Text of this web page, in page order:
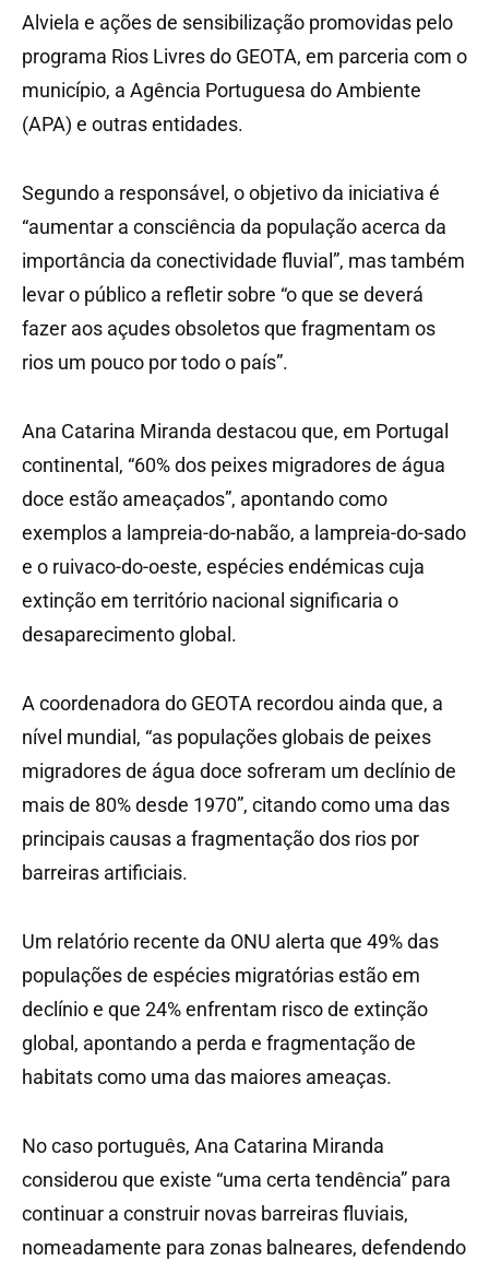
Alviela e ações de sensibilização promovidas pelo
programa Rios Livres do GEOTA, em parceria com o
município, a Agência Portuguesa do Ambiente
(APA) e outras entidades.
Segundo a responsável, o objetivo da iniciativa é
“aumentar a consciência da população acerca da
importância da conectividade fluvial”, mas também
levar o público a refletir sobre “o que se deverá
fazer aos açudes obsoletos que fragmentam os
rios um pouco por todo o país”.
Ana Catarina Miranda destacou que, em Portugal
continental, “60% dos peixes migradores de água
doce estão ameaçados”, apontando como
exemplos a lampreia-do-nabão, a lampreia-do-sado
e o ruivaco-do-oeste, espécies endémicas cuja
extinção em território nacional significaria o
desaparecimento global.
A coordenadora do GEOTA recordou ainda que, a
nível mundial, “as populações globais de peixes
migradores de água doce sofreram um declínio de
mais de 80% desde 1970”, citando como uma das
principais causas a fragmentação dos rios por
barreiras artificiais.
Um relatório recente da ONU alerta que 49% das
populações de espécies migratórias estão em
declínio e que 24% enfrentam risco de extinção
global, apontando a perda e fragmentação de
habitats como uma das maiores ameaças.
No caso português, Ana Catarina Miranda
considerou que existe “uma certa tendência” para
continuar a construir novas barreiras fluviais,
nomeadamente para zonas balneares, defendendo